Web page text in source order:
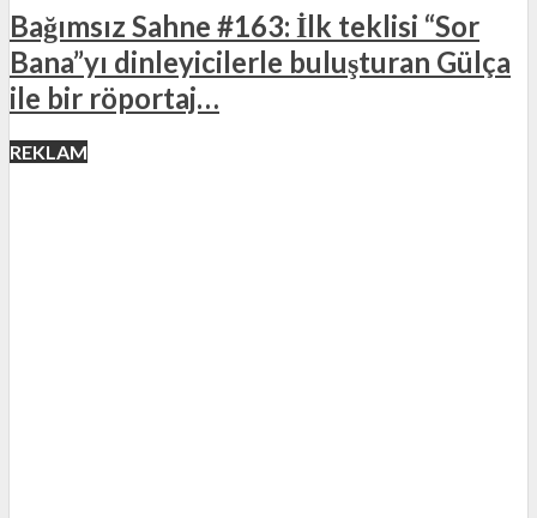
Bağımsız Sahne #163: İlk teklisi “Sor
Bana”yı dinleyicilerle buluşturan Gülça
ile bir röportaj…
REKLAM